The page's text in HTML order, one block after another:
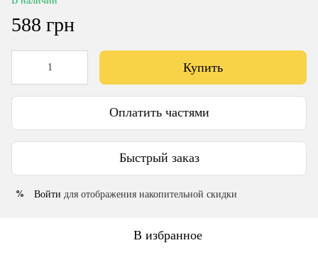
588 грн
Купить
Оплатить частями
Быстрый заказ
% Войти для отображения накопительной скидки
В избранное